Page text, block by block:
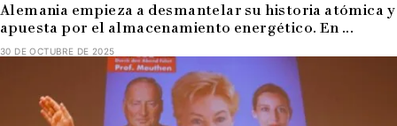
Alemania empieza a desmantelar su historia atómica y
apuesta por el almacenamiento energético. En ...
30 DE OCTUBRE DE 2025